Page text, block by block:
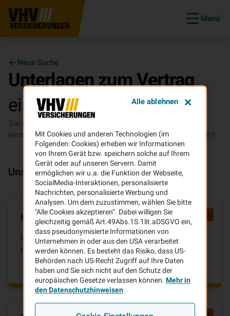
Menü
Neue Suche
Unterlagen zum Vertrag
einreichen
Sie möchten Unterlagen (z.B. eine Führerscheinkopie)
einreichen, die wir für die Vertragsbearbeitung benötigen?
Unsere Services für Sie
Schnellste Option
Kundenportal
Unser Kundenportal ist die erste Anlaufstelle für
Ihr Anliegen. Ihre Daten sind bereits vorbelegt.
VHV-Kundenportal
Mit Cookies und anderen Technologien (im
Folgenden: Cookies) erheben wir Informationen
von Ihrem Gerät bzw. speichern solche auf Ihrem
Gerät oder auf unseren Servern. Damit
ermöglichen wir u.a. die Funktion der Webseite,
SocialMedia-Interaktionen, personalisierte
Nachrichten, personalisierte Werbung und
Analysen. Um dem zuzustimmen, wählen Sie bitte
"Alle Cookies akzeptieren“. Dabei willigen Sie
gleichzeitig gemäß Art.49Abs.1S.1lit.aDSGVO ein,
dass pseudonymisierte Informationen von
Unternehmen in oder aus den USA verarbeitet
werden können. Es besteht das Risiko, dass US-
Behörden nach US-Recht Zugriff auf Ihre Daten
haben und Sie sich nicht auf den Schutz der
europäischen Gesetze verlassen können. Mehr in
den Datenschutzhinweisen
Alle ablehnen